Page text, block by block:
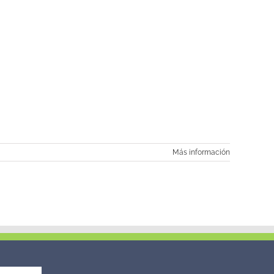
Más información